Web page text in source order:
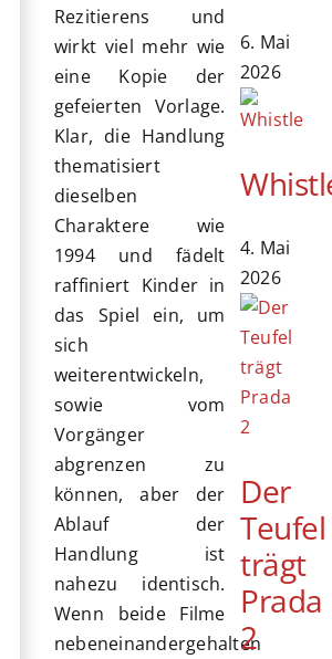
Rezitierens und
wirkt viel mehr wie
eine Kopie der
gefeierten Vorlage.
Klar, die Handlung
thematisiert
dieselben
Charaktere wie
1994 und fädelt
raffiniert Kinder in
das Spiel ein, um
sich
weiterentwickeln,
sowie vom
Vorgänger
abgrenzen zu
können, aber der
Ablauf der
Handlung ist
nahezu identisch.
Wenn beide Filme
nebeneinandergehalten
6. Mai
2026
4. Mai
2026
Der
Teufel
trägt
Prada
2